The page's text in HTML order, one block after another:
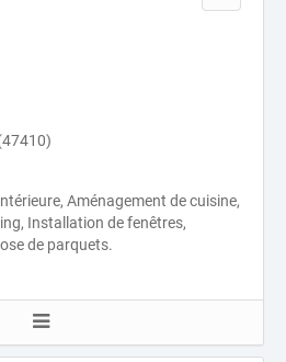
Aménagement de cuisine,
Installation de fenêtres,
de parquets.